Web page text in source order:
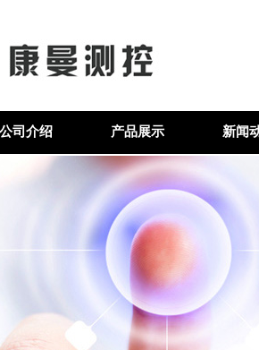
公司介绍 产品展示 新闻